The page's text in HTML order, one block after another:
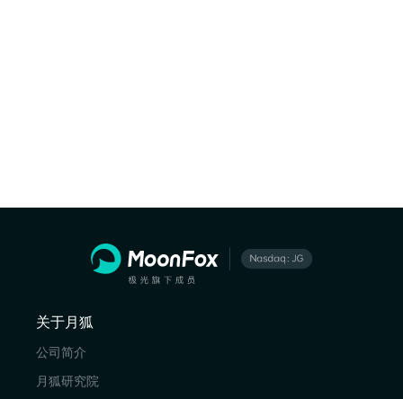
关于月狐
公司简介
月狐研究院